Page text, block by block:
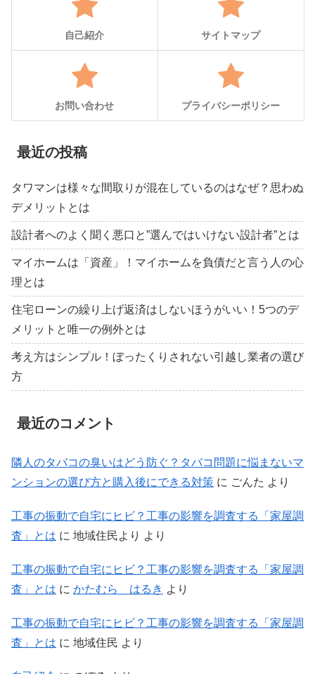
自己紹介 サイトマップ
お問い合わせ プライバシーポリシー
最近の投稿
タワマンは様々な間取りが混在しているのはなぜ？思わぬ
デメリットとは
設計者へのよく聞く悪口と”選んではいけない設計者”とは
マイホームは「資産」！マイホームを負債だと言う人の心
理とは
住宅ローンの繰り上げ返済はしないほうがいい！5つのデ
メリットと唯一の例外とは
考え方はシンプル！ぼったくりされない引越し業者の選び
方
最近のコメント
隣人のタバコの臭いはどう防ぐ？タバコ問題に悩まないマ
ンションの選び方と購入後にできる対策 に ごんた より
工事の振動で自宅にヒビ？工事の影響を調査する「家屋調
査」とは に 地域住民より より
工事の振動で自宅にヒビ？工事の影響を調査する「家屋調
査」とは に かたむら はるき より
工事の振動で自宅にヒビ？工事の影響を調査する「家屋調
査」とは に 地域住民 より